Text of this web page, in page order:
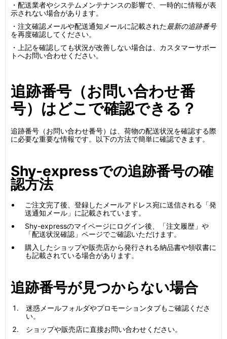
・配送業者やシステムメンテナンスの影響で、一時的に情報が表
示されない場合があります。
・注文確認メールや配送通知メールに記載された最新の追跡番号
を再度確認してください。
・上記を確認しても状況が改善しない場合は、カスタマーサポー
トへお問い合わせください。
追跡番号（お問い合わせ番
号）はどこで確認できる？
追跡番号（お問い合わせ番号）は、荷物の配送状況を確認する際
に必要な重要な情報です。以下の方法で簡単に確認できます。
Shy-expressでの追跡番号の確
認方法
ご注文完了後、登録したメールアドレス宛に送信される「発
送通知メール」に記載されています。
Shy-expressのマイページにログイン後、「注文履歴」や
「配送状況確認」ページでご確認いただけます。
購入したショップや販売店から発行される納品書や領収書に
も記載されている場合があります。
追跡番号が見つからない場合
迷惑メールフォルダやプロモーションタブもご確認くださ
い。
ショップや販売店に直接お問い合わせください。